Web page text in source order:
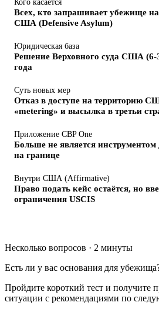
Всех, кто запрашивает убежище
США (Defensive Asylum)
Юридическая база
Решение Верховного суда США (6-
года
Суть новых мер
Отказ в доступе на территорию
«metering» и высылка в третьи
Приложение CBP One
Больше не является инструментом
на границе
Внутри США (Affirmative)
Право подать кейс остаётся, но
ограничения USCIS
Несколько вопросов · 2 минуты
Есть ли у вас основания для
Пройдите короткий тест и получите
ситуации с рекомендациями по